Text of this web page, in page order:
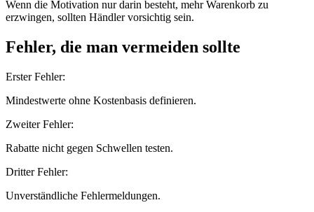
Wenn die Motivation nur darin besteht, mehr Warenkorb zu
erzwingen, sollten Händler vorsichtig sein.
Fehler, die man vermeiden sollte
Erster Fehler:
Mindestwerte ohne Kostenbasis definieren.
Zweiter Fehler:
Rabatte nicht gegen Schwellen testen.
Dritter Fehler:
Unverständliche Fehlermeldungen.